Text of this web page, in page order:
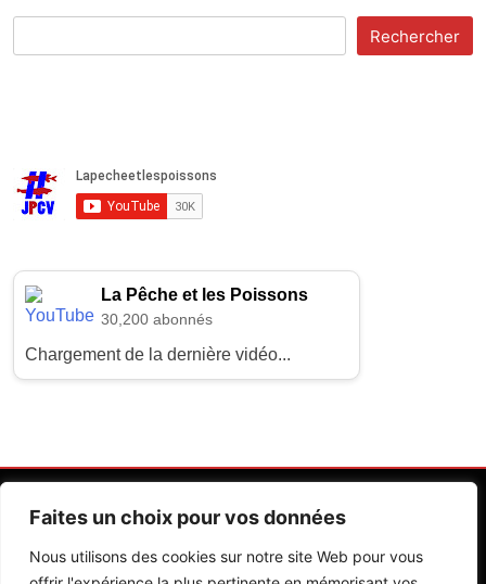
Faites un choix pour vos données
Nous utilisons des cookies sur notre site Web pour vous
Rechercher
La Pêche et les Poissons
30,200 abonnés
Chargement de la dernière vidéo...